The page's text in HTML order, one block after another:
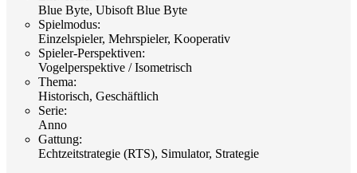
Blue Byte, Ubisoft Blue Byte
Spielmodus:
Einzelspieler, Mehrspieler, Kooperativ
Spieler-Perspektiven:
Vogelperspektive / Isometrisch
Thema:
Historisch, Geschäftlich
Serie:
Anno
Gattung:
Echtzeitstrategie (RTS), Simulator, Strategie